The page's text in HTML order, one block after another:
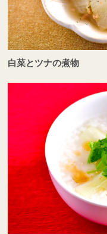
白菜とツナの煮物